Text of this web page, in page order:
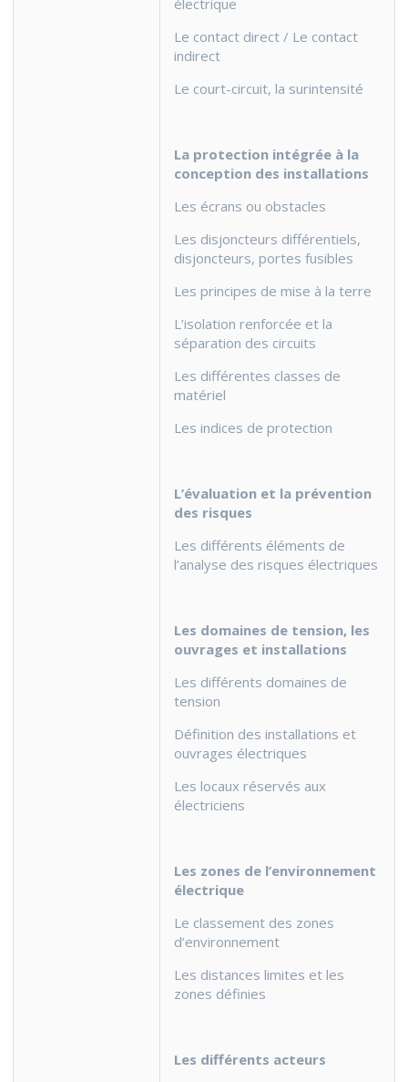
électrique
Le contact direct / Le contact
indirect
Le court-circuit, la surintensité
La protection intégrée à la
conception des installations
Les écrans ou obstacles
Les disjoncteurs différentiels,
disjoncteurs, portes fusibles
Les principes de mise à la terre
L’isolation renforcée et la
séparation des circuits
Les différentes classes de
matériel
Les indices de protection
L’évaluation et la prévention
des risques
Les différents éléments de
l’analyse des risques électriques
Les domaines de tension, les
ouvrages et installations
Les différents domaines de
tension
Définition des installations et
ouvrages électriques
Les locaux réservés aux
électriciens
Les zones de l’environnement
électrique
Le classement des zones
d’environnement
Les distances limites et les
zones définies
Les différents acteurs